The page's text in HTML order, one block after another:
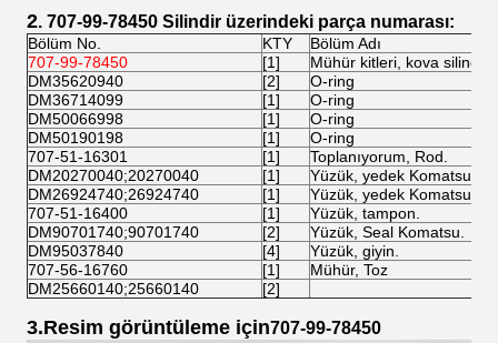
2. 707-99-78450 Silindir üzerindeki parça numarası:
Bölüm No. KTY
Bölüm Adı
707-99-78450
[1]
Mühür kitleri, kova
DM35620940
[2]
O-ring
DM36714099
[1]
O-ring
DM50066998
[1]
O-ring
DM50190198
[1]
O-ring
707-51-16301
[1]
Toplanıyorum, Rod.
DM20270040;20270040
[1]
Yüzük, yedek Komatsu.
DM26924740;26924740
[1]
Yüzük, yedek Komatsu.
707-51-16400
[1]
Yüzük, tampon.
DM90701740;90701740
[2]
Yüzük, Seal Komatsu.
DM95037840
[4]
Yüzük, giyin.
707-56-16760
[1]
Mühür, Toz
DM25660140;25660140
[2]
3.Resim görüntüleme için707-99-78450